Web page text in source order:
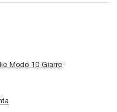
Modo 10 Giarre